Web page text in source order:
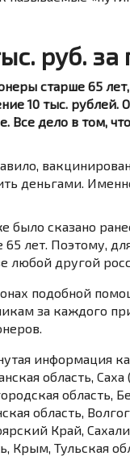
руб. за
старше 65
10 тыс. рублей.
Все дело в том,
деньгами.
было сказано
65 лет. Поэтому,
любой другой
подобной
за каждого
информация
область,
область,
область,
Край,
Крым, Тульская